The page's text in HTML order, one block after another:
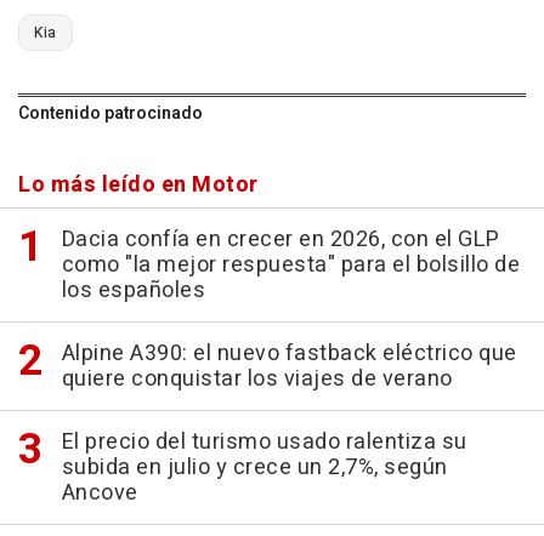
Kia
Contenido patrocinado
Lo más leído en Motor
Dacia confía en crecer en 2026, con el GLP
como "la mejor respuesta" para el bolsillo de
los españoles
Alpine A390: el nuevo fastback eléctrico que
quiere conquistar los viajes de verano
El precio del turismo usado ralentiza su
subida en julio y crece un 2,7%, según
Ancove